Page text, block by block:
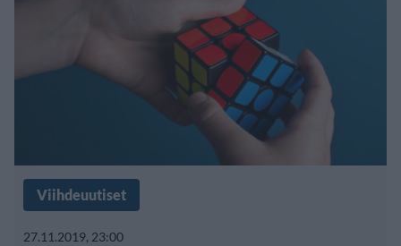
Viihdeuutiset
27.11.2019, 23:00